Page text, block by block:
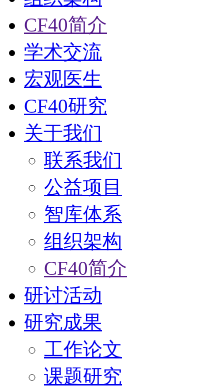
CF40简介
学术交流
宏观医生
CF40研究
关于我们
联系我们
公益项目
智库体系
组织架构
CF40简介
研讨活动
研究成果
工作论文
课题研究